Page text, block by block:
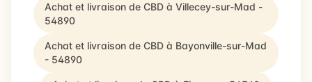
Achat et livraison de CBD à Villecey-sur-Mad -
54890
Achat et livraison de CBD à Bayonville-sur-Mad
- 54890